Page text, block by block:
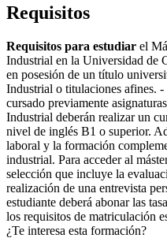
Requisitos
Requisitos para estudiar el
Industrial en la Universidad de
en posesión de un título
Industrial o titulaciones afines.
cursado previamente
Industrial deberán realizar un
nivel de inglés B1 o superior.
laboral y la formación
industrial. Para acceder al
selección que incluye la
realización de una entrevista
estudiante deberá abonar las
los requisitos de matriculación
¿Te interesa esta formación?